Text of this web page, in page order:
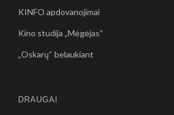
KINFO apdovanojimai
Kino studija „Mėgėjas“
„Oskarų“ belaukiant
DRAUGAI